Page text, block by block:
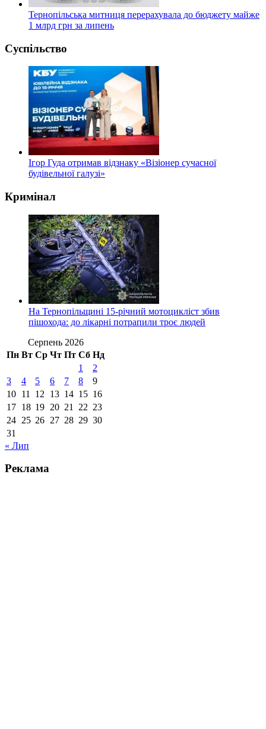
Тернопільська митниця перерахувала до бюджету майже
1 млрд грн за липень
Суспільство
Ігор Гуда отримав відзнаку «Візіонер сучасної
будівельної галузі»
Кримінал
На Тернопільщині 15-річний мотоцикліст збив
пішохода: до лікарні потрапили троє людей
Серпень 2026
Пн Вт Ср Чт Пт Сб Нд
1
2
3
4 5 6 7 8
9
10 11 12 13 14 15 16
17 18 19 20 21 22 23
24 25 26 27 28 29 30
31
« Лип
Реклама